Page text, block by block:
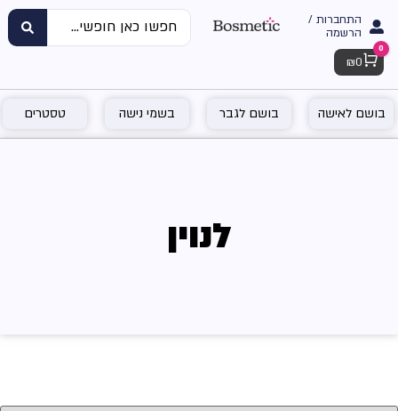
התחברות /
הרשמה
Cart
0
₪ 0
בושם לאישה בושם לגבר בשמי נישה טסטרים
לנוין